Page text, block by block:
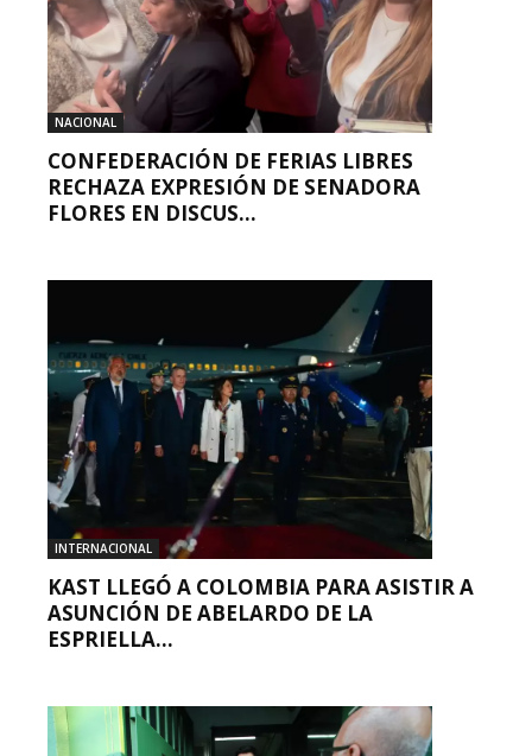
NACIONAL
CONFEDERACIÓN DE FERIAS LIBRES
RECHAZA EXPRESIÓN DE SENADORA
FLORES EN DISCUS...
INTERNACIONAL
KAST LLEGÓ A COLOMBIA PARA ASISTIR A
ASUNCIÓN DE ABELARDO DE LA
ESPRIELLA...